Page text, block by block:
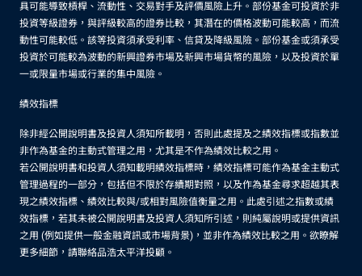
具可能導致槓桿、流動性、交易對手及評價風險上升。部份基金可投資於非
投資等級證券，與評級較高的證券比較，其潛在的價格波動可能較高，而流
動性可能較低。該等投資須承受利率、信貸及降級風險。部份基金或須承受
投資於可能較為波動的新興證券市場及新興市場貨幣的風險，以及投資於單
一或限量市場或行業的集中風險。
績效指標
除非經公開說明書及投資人須知所載明，否則此處提及之績效指標或指數並
非作為基金的主動式管理之用，尤其是不作為績效比較之用。
若公開說明書和投資人須知載明績效指標時，績效指標可能作為基金主動式
管理過程的一部分，包括但不限於存續期對照，以及作為基金尋求超越其表
現之績效指標、績效比較與/或相對風險值衡量之用。此處引述之指數或績
效指標，若其未被公開說明書及投資人須知所引述，則純屬說明或提供資訊
之用 (例如提供一般金融資訊或市場背景)，並非作為績效比較之用。欲瞭解
更多細節，請聯絡品浩太平洋投顧。